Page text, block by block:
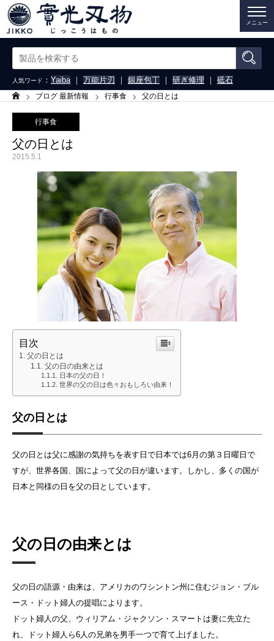
メニュー
人気ワード ： Yaiba｜ 万能片刃 ｜ 銀座包丁 ｜ 研ぎ修理 ｜ 砥石
ーム ブログ 最新情報 行事食 父の日とは
行事食
父の日とは
2015.5.1
目次
父の日とは
父の日の由来とは
日本の父の日！
世界の父の日は色々おもしろい由来！
父の日とは
父の日とは父に感謝の気持ちを表す日で日本では6月の第３日曜日で
すが、世界各国、国によって父の日が違います。しかし、多くの国が
日本と同様の日を父の日としています。
父の日の由来とは
父の日の語源・由来は、アメリカのワシントン州に住むジョン・ブル
ース・ドット婦人の提唱によります。
ドット婦人の父、ウィリアム・ジャクソン・スマートは妻に先立た
れ、ドット婦人ら6人の兄弟を男手一つで育て上げました。